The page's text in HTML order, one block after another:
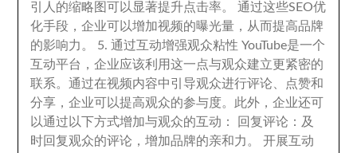
引人的缩略图可以显著提升点击率。通过这些SEO优
化手段 ，企业可以增加视频的曝光量 ， 从而提高品牌
的影响力 。 5.通过互动增强观众粘性 YouTube是一个
互动平台 ，企业应该利用这一点与观众建立更紧密的
联系。通过在视频内容中引导观众进行评论
点赞和
分享 ，企业可以提高观众的参与度。 此外 ，企业还可
以通过以下方式增加与观众的互动 ： 回复评论 ： 及
时回复观众的评论 ，增加品牌的亲和力 。开展互动